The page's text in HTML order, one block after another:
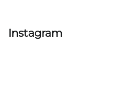
Instagram